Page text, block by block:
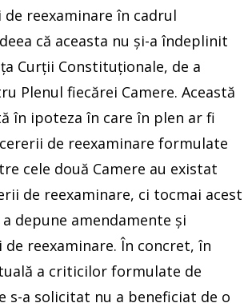
reexaminare în cadrul
că aceasta nu şi-a îndeplinit
Curţii Constituţionale, de a
Plenul fiecărei Camere. Această
în ipoteza în care în plen ar fi
de reexaminare formulate
cele două Camere au existat
de reexaminare, ci tocmai acest
depune amendamente şi
reexaminare. În concret, în
a criticilor formulate de
s-a solicitat nu a beneficiat de o